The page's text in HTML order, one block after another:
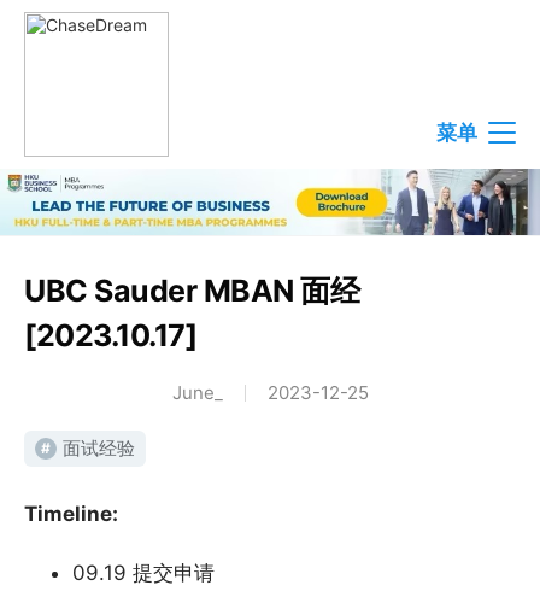
菜单
UBC Sauder MBAN 面经
[2023.10.17]
June_ 2023-12-25
# 面试经验
Timeline:
09.19 提交申请